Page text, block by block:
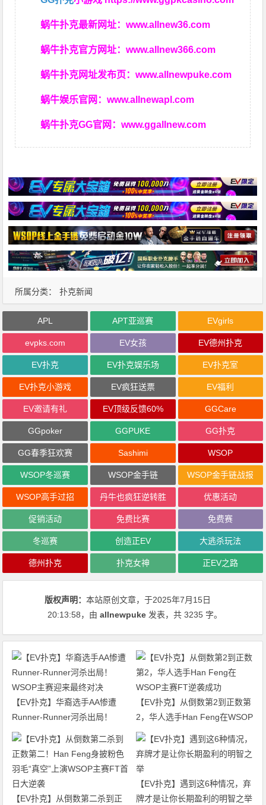
蜗牛扑克最新网址：www.allnew36.com
蜗牛扑克官方网址：www.allnew366.com
蜗牛扑克网址发布页：www.allnewpuke.com
蜗牛娱乐官网：www.allnewapl.com
蜗牛扑克GG官网：www.ggallnew.com
所属分类： 扑克新闻
APL APT亚巡赛 EVgirls
evpks.com EV女孩 EV德州扑克
EV扑克 EV扑克娱乐场 EV扑克室
EV扑克小游戏 EV疯狂送票 EV福利
EV邀请有礼 EV顶级反馈60% GGCare
GGpoker GGPUKE GG扑克
GG春季狂欢赛 Sashimi WSOP
WSOP冬巡赛 WSOP金手链 WSOP金手链战报
WSOP高手过招 丹牛也疯狂逆转胜 优惠活动
促销活动 免费比赛 免费赛
冬巡赛 创造正EV 大逃杀玩法
德州扑克 扑克女神 正EV之路
版权声明：本站原创文章，于2025年7月15日
20:13:58，由allnewpuke 发表，共 3235 字。
【EV扑克】华裔选手AA惨遭
Runner-Runner河杀出局！
WSOP主赛迎来最终对决
【EV扑克】从倒数第2到正数第
2，华人选手Han Feng在WSOP
主赛FT逆袭成功
【EV扑克】从倒数第二杀到正
【EV扑克】遇到这6种情况，弃
牌才是让你长期盈利的明智之举